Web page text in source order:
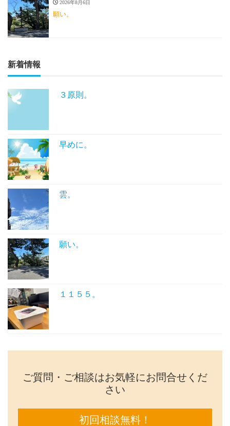
2026年8月6日
願い。
新着情報
３原則。
早めに。
雲。
願い。
１１５５。
ご質問・ご相談はお気軽にお問合せくだ
さい
初回相談無料！